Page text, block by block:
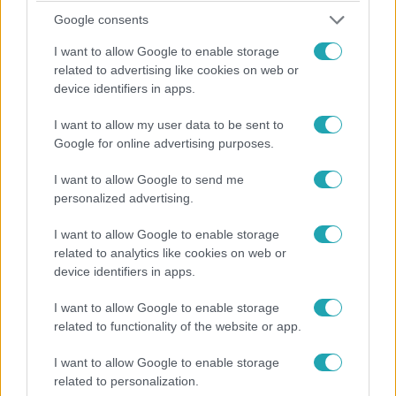
Google consents
I want to allow Google to enable storage
related to advertising like cookies on web or
device identifiers in apps.
I want to allow my user data to be sent to
Google for online advertising purposes.
I want to allow Google to send me
personalized advertising.
I want to allow Google to enable storage
related to analytics like cookies on web or
device identifiers in apps.
I want to allow Google to enable storage
related to functionality of the website or app.
I want to allow Google to enable storage
related to personalization.
2024. szeptember 8. 16:51
kompromittáló videókat
Bocsánatot kért a dunavecsei plébános, akiről a Válasz
Online megírta: a katolikus pap meleg szexbulikon
vehetett részt. Bese Gergő két nappal a botrány
kirobbanása után közleményt adott ki, ebben azt állítja:
szerint már hónapokkal ezelőtt felkereste a kalocsa-
kecskeméti érseket, hogy kompromittáló felvételek
kerülhetnek elő, amit kábult állapotban készítettek róla.
Úgy tudjuk, a papi szolgálat alól azután mentették fel